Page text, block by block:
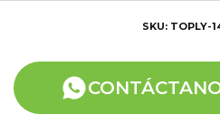
SKU: TOPLY-